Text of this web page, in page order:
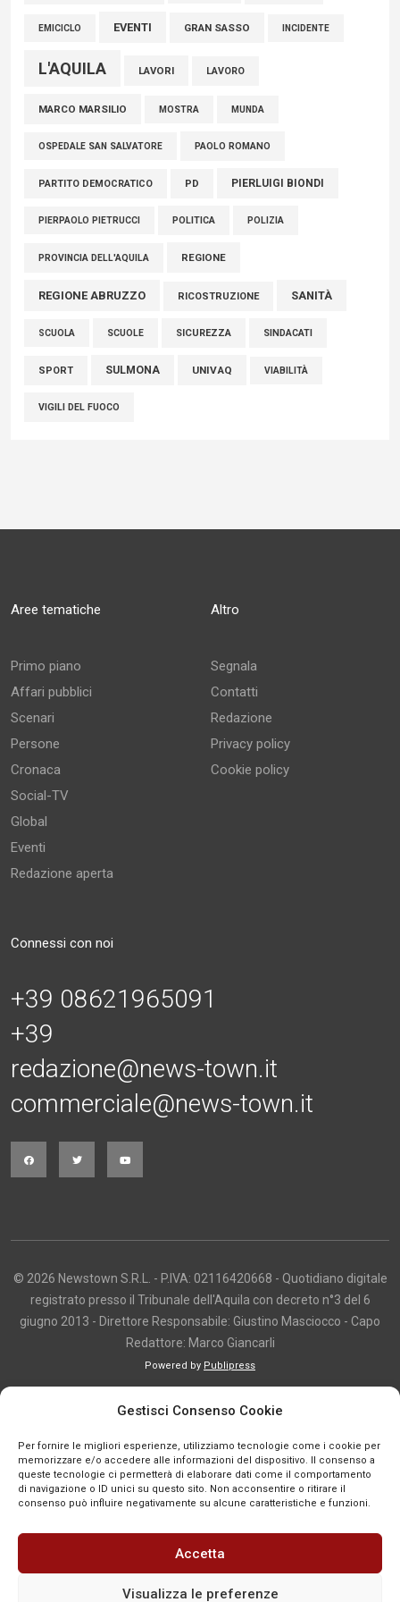
Gestisci Consenso Cookie
Per fornire le migliori esperienze, utilizziamo tecnologie come i cookie per
memorizzare e/o accedere alle informazioni del dispositivo. Il consenso a
queste tecnologie ci permetterà di elaborare dati come il comportamento
di navigazione o ID unici su questo sito. Non acconsentire o ritirare il
consenso può influire negativamente su alcune caratteristiche e funzioni.
Accetta
Visualizza le preferenze
EMICICLO EVENTI GRAN SASSO INCIDENTE
L'AQUILA LAVORI LAVORO
MARCO MARSILIO MOSTRA MUNDA
OSPEDALE SAN SALVATORE PAOLO ROMANO
PARTITO DEMOCRATICO PD PIERLUIGI BIONDI
PIERPAOLO PIETRUCCI POLITICA POLIZIA
PROVINCIA DELL'AQUILA REGIONE
REGIONE ABRUZZO RICOSTRUZIONE SANITÀ
SCUOLA SCUOLE SICUREZZA SINDACATI
SPORT SULMONA UNIVAQ VIABILITÀ
VIGILI DEL FUOCO
Aree tematiche
Primo piano
Affari pubblici
Scenari
Persone
Cronaca
Social-TV
Global
Eventi
Redazione aperta
Altro
Segnala
Contatti
Redazione
Privacy policy
Cookie policy
Connessi con noi
+39 08621965091
+39
redazione@news-town.it
commerciale@news-town.it
© 2026 Newstown S.R.L. - P.IVA: 02116420668 - Quotidiano digitale
registrato presso il Tribunale dell'Aquila con decreto n°3 del 6
giugno 2013 - Direttore Responsabile: Giustino Masciocco - Capo
Redattore: Marco Giancarli
Powered by Publipress
articoli, immagini, fotografie, video e grafica, sono protetti da copyright e
indicazione. La riproduzione totale o parziale dei contenuti è consentita
solo previa autorizzazione o citando chiaramente la fonte, con link diretto
alla pagina originale, quando previsto. I contenuti provenienti da terze
titolari dei diritti. Se un contenuto viola diritti d’autore o norme vigenti, è